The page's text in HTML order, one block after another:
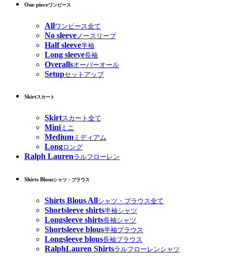
One pieceワンピース
Allワンピース全て
No sleeve ノースリーブ
Half sleeve半袖
Long sleeve長袖
Overallsオーバーオール
Setupセットアップ
Skirtスカート
Skirtスカート全て
Miniミニ
Medium ミディアム
Longロング
Ralph Laurenラルフローレン
Shirts Blousシャツ・ブラウス
Shirts Blous Allシャツ・ブラウス全て
Shortsleeve shirts半袖シャツ
Longsleeve shirts長袖シャツ
Shortsleeve blous半袖ブラウス
Longsleeve blous長袖ブラウス
RalphLauren Shirtsラルフローレンシャツ